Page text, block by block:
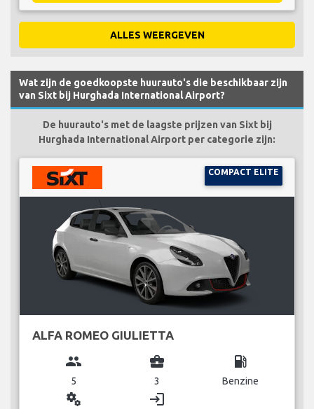
ALLES WEERGEVEN
Wat zijn de goedkoopste huurauto's die beschikbaar zijn
van Sixt bij Hurghada International Airport?
De huurauto's met de laagste prijzen van Sixt bij
Hurghada International Airport per categorie zijn:
COMPACT ELITE
ALFA ROMEO GIULIETTA
group
5
business_center
3
local_gas_station
Benzine
miscellaneous_services login